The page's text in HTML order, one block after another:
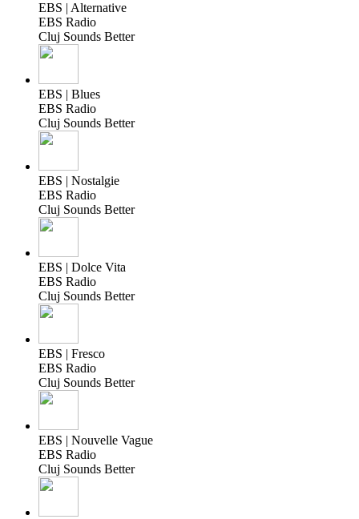
EBS | Alternative
EBS Radio
Cluj Sounds Better
EBS | Blues
EBS Radio
Cluj Sounds Better
EBS | Nostalgie
EBS Radio
Cluj Sounds Better
EBS | Dolce Vita
EBS Radio
Cluj Sounds Better
EBS | Fresco
EBS Radio
Cluj Sounds Better
EBS | Nouvelle Vague
EBS Radio
Cluj Sounds Better